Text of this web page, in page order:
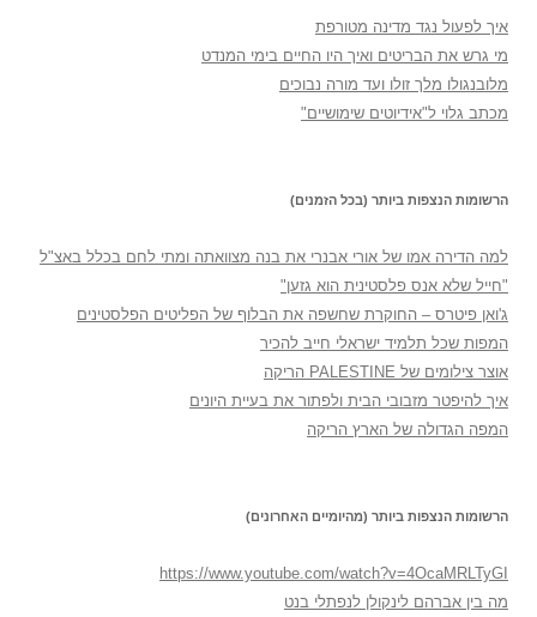
איך לפעול נגד מדינה מטורפת
מי גרש את הבריטים ואיך היו החיים בימי המנדט
מלובנגולו מלך זולו ועד מורה נבוכים
מכתב גלוי ל"אידיוטים שימושיים"
הרשומות הנצפות ביותר (בכל הזמנים)
למה הדירה אמו של אורי אבנרי את בנה מצוואתה ומתי לחם בכלל באצ"ל
"חייל שלא אנס פלסטינית הוא גזען"
ג'ואן פיטרס – החוקרת שחשפה את הבלוף של הפליטים הפלסטינים
המפות שכל תלמיד ישראלי חייב להכיר
אוצר צילומים של PALESTINE הריקה
איך להיפטר מזבובי הבית ולפתור את בעיית היונים
המפה הגדולה של הארץ הריקה
הרשומות הנצפות ביותר (מהיומיים האחרונים)
https://www.youtube.com/watch?v=4OcaMRLTyGI
מה בין אברהם לינקולן לנפתלי בנט